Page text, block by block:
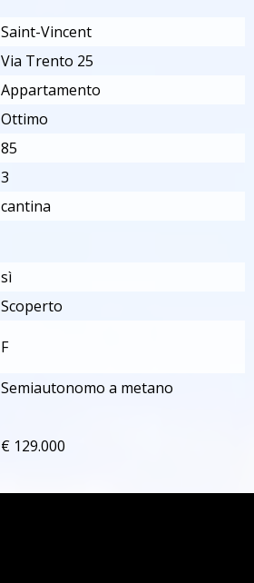
Saint-Vincent
Via Trento 25
Appartamento
Ottimo
85
3
cantina
sì
Scoperto
F
Semiautonomo a metano
€ 129.000